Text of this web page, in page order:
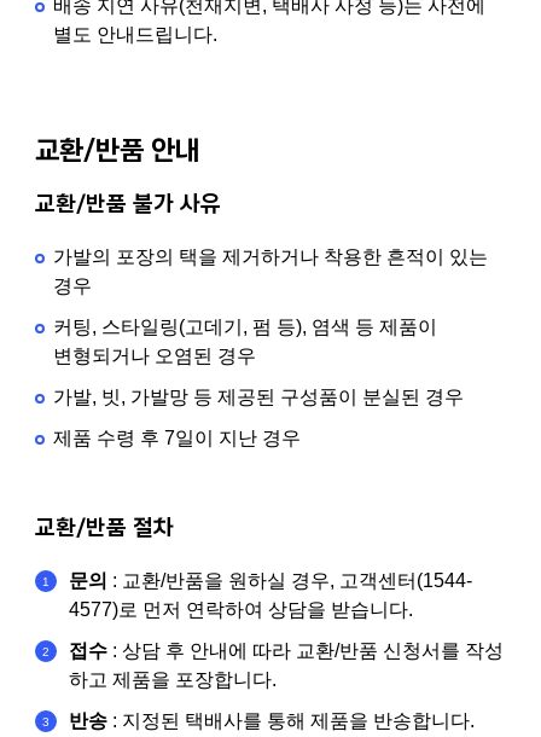
배송 지연 사유(천재지변, 택배사 사정 등)는 사전에
별도 안내드립니다.
교환/반품 안내
교환/반품 불가 사유
가발의 포장의 택을 제거하거나 착용한 흔적이 있는
경우
커팅, 스타일링(고데기, 펌 등), 염색 등 제품이
변형되거나 오염된 경우
가발, 빗, 가발망 등 제공된 구성품이 분실된 경우
제품 수령 후 7일이 지난 경우
교환/반품 절차
문의 : 교환/반품을 원하실 경우, 고객센터(1544-
4577)로 먼저 연락하여 상담을 받습니다.
접수: 상담 후 안내에 따라 교환/반품 신청서를 작성
하고 제품을 포장합니다.
반송: 지정된 택배사를 통해 제품을 반송합니다.